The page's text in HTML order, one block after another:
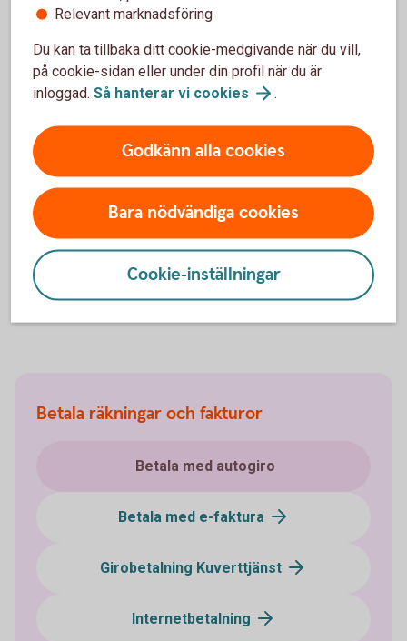
Ring oss
Öppet måndag-fredag 08.00-20.00, lördag-söndag
08.00-18.00 (stängt storhelger)
Ring 0771-22 11 22
Logga in och aktivera
telefontjänst
Betala räkningar och fakturor
Betala med autogiro
Betala med e-faktura
Girobetalning Kuverttjänst
Internetbetalning
Relevant marknadsföring
Du kan ta tillbaka ditt cookie-medgivande när du vill,
på cookie-sidan eller under din profil när du är
inloggad. Så hanterar vi cookies .
Godkänn alla cookies
Bara nödvändiga cookies
Cookie-inställningar